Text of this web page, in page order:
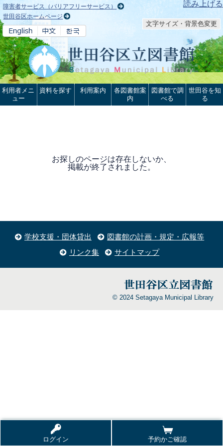
本文へ 読み上げる
障害者サービス（バリアフリーサービス）
世田谷区ホームページ
文字サイズ・背景色変更
ログイン 予約かご確認
利用者メニ
ュー
資料を探す 利用案内
各図書館案
内
図書館で調
べる
世田谷を知
る
お探しのページは存在しないか、
掲載が終了されました。
学校支援・団体貸出
図書館の計画・規定・広報等
リンク集
サイトマップ
© 2024 Setagaya Municipal Library